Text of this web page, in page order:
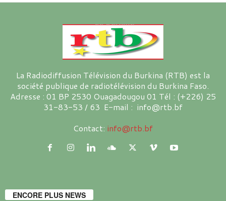
La Radiodiffusion Télévision du Burkina (RTB) est la
société publique de radiotélévision du Burkina Faso.
Adresse : 01 BP 2530 Ouagadougou 01 Tél : (+226) 25
31-83-53 / 63 E-mail : info@rtb.bf
Contact: info@rtb.bf
ENCORE PLUS NEWS